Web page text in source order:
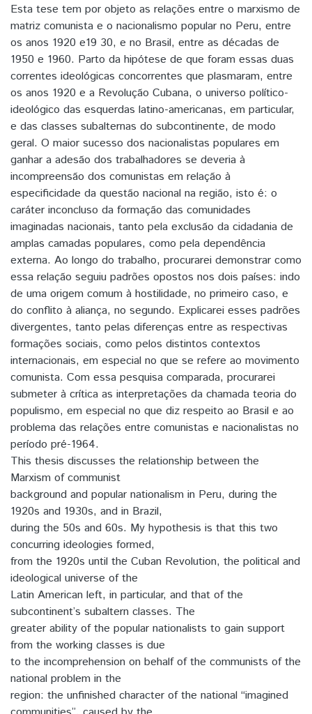
Esta tese tem por objeto as relações entre o marxismo de
matriz comunista e o nacionalismo popular no Peru, entre
os anos 1920 e19 30, e no Brasil, entre as décadas de
1950 e 1960. Parto da hipótese de que foram essas duas
correntes ideológicas concorrentes que plasmaram, entre
os anos 1920 e a Revolução Cubana, o universo político-
ideológico das esquerdas latino-americanas, em particular,
e das classes subalternas do subcontinente, de modo
geral. O maior sucesso dos nacionalistas populares em
ganhar a adesão dos trabalhadores se deveria à
incompreensão dos comunistas em relação à
especificidade da questão nacional na região, isto é: o
caráter inconcluso da formação das comunidades
imaginadas nacionais, tanto pela exclusão da cidadania de
amplas camadas populares, como pela dependência
externa. Ao longo do trabalho, procurarei demonstrar como
essa relação seguiu padrões opostos nos dois países: indo
de uma origem comum à hostilidade, no primeiro caso, e
do conflito à aliança, no segundo. Explicarei esses padrões
divergentes, tanto pelas diferenças entre as respectivas
formações sociais, como pelos distintos contextos
internacionais, em especial no que se refere ao movimento
comunista. Com essa pesquisa comparada, procurarei
submeter à crítica as interpretações da chamada teoria do
populismo, em especial no que diz respeito ao Brasil e ao
problema das relações entre comunistas e nacionalistas no
período pré-1964.
This thesis discusses the relationship between the
Marxism of communist
background and popular nationalism in Peru, during the
1920s and 1930s, and in Brazil,
during the 50s and 60s. My hypothesis is that this two
concurring ideologies formed,
from the 1920s until the Cuban Revolution, the political and
ideological universe of the
Latin American left, in particular, and that of the
subcontinent’s subaltern classes. The
greater ability of the popular nationalists to gain support
from the working classes is due
to the incomprehension on behalf of the communists of the
national problem in the
region: the unfinished character of the national “imagined